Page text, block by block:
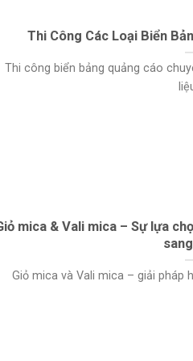
Thi Công Các Loại Biển
Thi công biển bảng quảng cáo
mica & Vali mica – Sự lựa
Giỏ mica và Vali mica – giải pháp